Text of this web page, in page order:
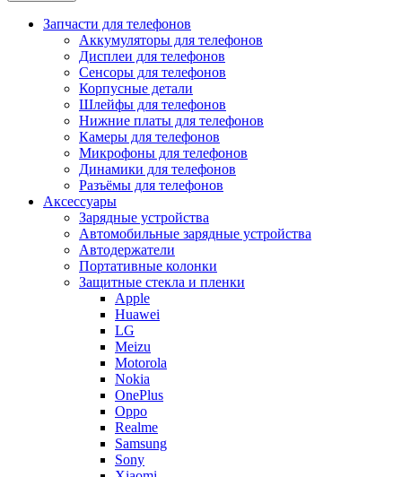
Запчасти для телефонов
Аккумуляторы для телефонов
Дисплеи для телефонов
Сенсоры для телефонов
Корпусные детали
Шлейфы для телефонов
Нижние платы для телефонов
Камеры для телефонов
Микрофоны для телефонов
Динамики для телефонов
Разъёмы для телефонов
Аксессуары
Зарядные устройства
Автомобильные зарядные устройства
Автодержатели
Портативные колонки
Защитные стекла и пленки
Apple
Huawei
LG
Meizu
Motorola
Nokia
OnePlus
Oppo
Realme
Samsung
Sony